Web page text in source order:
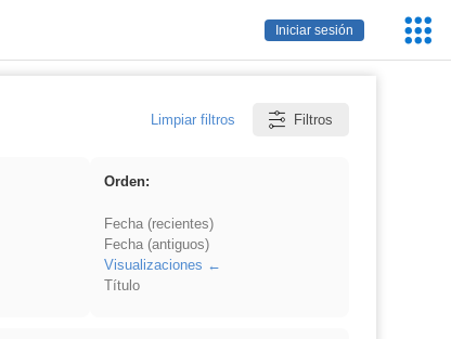
Iniciar sesión
Limpiar filtros Filtros
Orden:
Fecha (recientes)
Fecha (antiguos)
Visualizaciones
Título